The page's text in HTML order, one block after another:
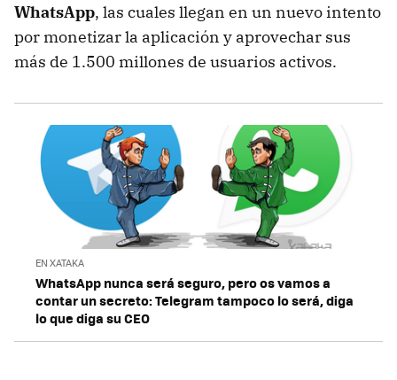
WhatsApp, las cuales llegan en un nuevo intento
por monetizar la aplicación y aprovechar sus
más de 1.500 millones de usuarios activos.
EN XATAKA
WhatsApp nunca será seguro, pero os vamos a
contar un secreto: Telegram tampoco lo será, diga
lo que diga su CEO